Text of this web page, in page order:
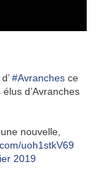
#Avranches ce
d’Avranches
nouvelle,
uoh1stkV69
2019